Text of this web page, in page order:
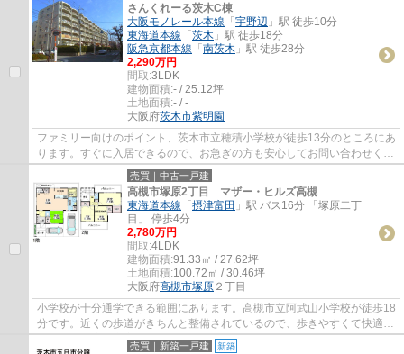
さんくれーる茨木C棟
大阪モノレール本線 「 宇野辺 」駅 徒歩10分
東海道本線 「 茨木 」駅 徒歩18分
阪急京都本線 「 南茨木 」駅 徒歩28分
2,290万円
間取:3LDK
建物面積:- / 25.12坪
土地面積:- / -
大阪府茨木市紫明園
ファミリー向けのポイント、茨木市立穂積小学校が徒歩13分のところにあ
ります。すぐに入居できるので、お急ぎの方も安心してお問い合わせくだ
さい。20帖以上もあるリビングでゆったり...
売買｜中古一戸建
高槻市塚原2丁目 マザー・ヒルズ高槻
東海道本線 「 摂津富田 」駅 バス16分 「塚原二丁
目」 停歩4分
2,780万円
間取:4LDK
建物面積:91.33㎡ / 27.62坪
土地面積:100.72㎡ / 30.46坪
大阪府高槻市塚原 ２丁目
小学校が十分通学できる範囲にあります。高槻市立阿武山小学校が徒歩18
分です。近くの歩道がきちんと整備されているので、歩きやすくて快適で
す。周辺環境も充実している中古の戸建て...
売買｜新築一戸建 新築